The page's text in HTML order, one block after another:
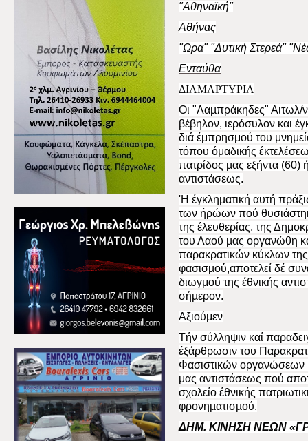
"Αθηναϊκή"
Αθήνας
"Ωρα" "Δυτική Στερεά"
Ενταύθα
ΔΙΑΜAΡTΥΡΙΑ
Οι "Λαµπράκηδες" Αιτωλ/
βέβηλον, ιερόσυλον και
διά έμπρησμού του
τόπου όμαδικής
πατρίδος µας εξήντα
αντιστάσεως.
'Η έγκληµατική αυτή
των ήρώων πού
της έλευθερίας, της
του Λαού µας οργανώθη
παρακρατικών κύκλων
φασισµού,αποτελεί δέ
διωγμού της έθνικής
σήµερον.
Αξιούμεν
Τήν σύλληψιν καί
έξάρθρωσιν του
Φασιστικών οργανώσεων
μας αντιστάσεως πού
σχολείο έθνικής
φρονηµατισµού.
ΔΗΜ. ΚΙΝΗΣΗ ΝΕΩΝ